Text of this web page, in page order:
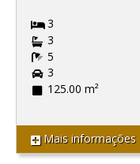
3
3
5
3
125.00 m²
Mais informações